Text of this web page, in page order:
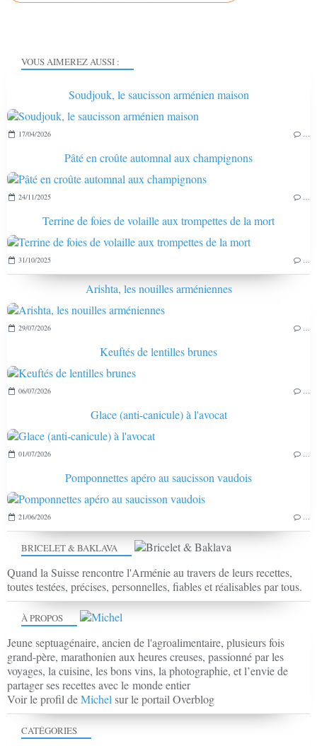
BRICELET & BAKLAVA
Quand la Suisse rencontre l'Arménie au travers de leurs recettes,
toutes testées, précises, personnelles, fiables et réalisables par tous.
À PROPOS
Jeune septuagénaire, ancien de l'agroalimentaire, plusieurs fois
grand-père, marathonien aux heures creuses, passionné par les
voyages, la cuisine, les bons vins, la photographie, et l’envie de
partager ses recettes avec le monde entier
Voir le profil deMichel sur le portail Overblog
VOUS AIMEREZ AUSSI :
Soudjouk, le saucisson arménien maison
17/04/2026
Pâté en croûte automnal aux champignons
24/11/2025
Terrine de foies de volaille aux trompettes de la mort
31/10/2025
Arishta, les nouilles arméniennes
29/07/2026
Keuftés de lentilles brunes
06/07/2026
Glace (anti-canicule) à l'avocat
01/07/2026
Pomponnettes apéro au saucisson vaudois
21/06/2026
CATÉGORIES